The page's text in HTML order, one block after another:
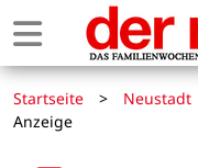
Startseite > Neustadt
Anzeige